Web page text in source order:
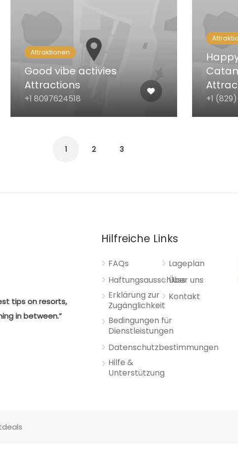
Attraktionen
Good vibe activies
Attractions
+1 8097624518 +1
1 2 3
tips on resorts,
in between.”
Hilfreiche Links
FAQs
Haftungsausschluss
Erklärung zur
Zugänglichkeit
Bedingungen für
Dienstleistungen
Datenschutzbestimmungen
Hilfe &
Unterstützung
Lageplan
Über uns
Kontakt